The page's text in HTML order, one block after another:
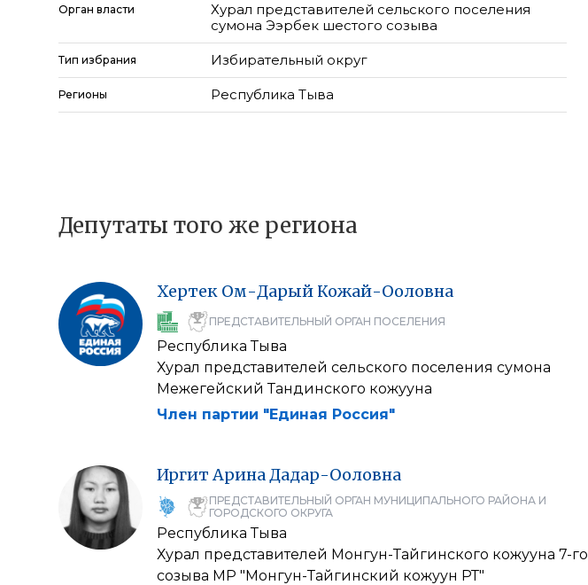
Орган власти
Хурал представителей сельского поселения
сумона Ээрбек шестого созыва
Тип избрания Избирательный округ
Регионы Республика Тыва
Депутаты того же региона
Хертек Ом-Дарый Кожай-Ооловна
ПРЕДСТАВИТЕЛЬНЫЙ ОРГАН ПОСЕЛЕНИЯ
Республика Тыва
Хурал представителей сельского поселения сумона
Межегейский Тандинского кожууна
Член партии "Единая Россия"
Иргит АринаДадар-Ооловна
ПРЕДСТАВИТЕЛЬНЫЙ ОРГАН МУНИЦИПАЛЬНОГО РАЙОНА И
ГОРОДСКОГО ОКРУГА
Республика Тыва
Хурал представителей Монгун-Тайгинского кожууна 7-го
созыва МР "Монгун-Тайгинский кожуун РТ"